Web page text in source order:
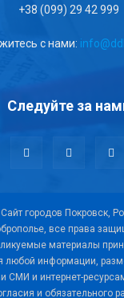
+38 (099) 29 42 999
с нами:
Следуйте за
городов Покровск,
все права
материалы
любой информации,
СМИ и интернет-
и обязательного